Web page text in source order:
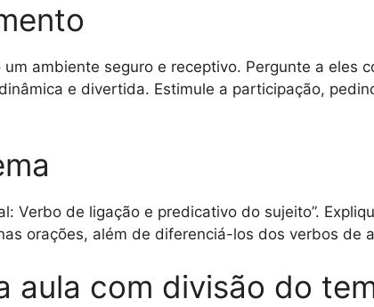
ambiente seguro e receptivo. Pergunte a eles
e divertida. Estimule a participação,
Verbo de ligação e predicativo do sujeito”.
orações, além de diferenciá-los dos verbos de
aula com divisão do